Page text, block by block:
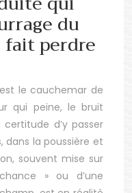
du
perdre
le cauchemar de
qui peine, le bruit
d’y passer
dans la poussière et
souvent mise sur
» ou d’une